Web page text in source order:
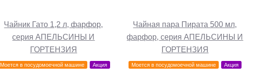
Чайник Гато 1,2 л, фарфор,
серия АПЕЛЬСИНЫ И
ГОРТЕНЗИЯ
Моется в посудомоечной машине Акция
Чайная пара Пирата 500 мл,
фарфор, серия АПЕЛЬСИНЫ И
ГОРТЕНЗИЯ
Моется в посудомоечной машине Акция